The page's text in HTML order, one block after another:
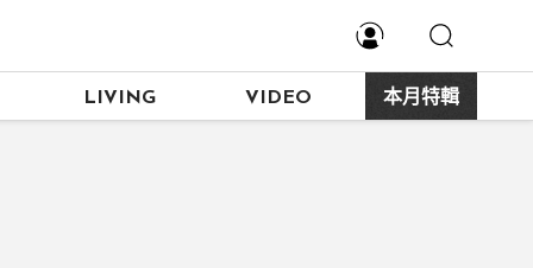
LIVING VIDEO 本月特輯